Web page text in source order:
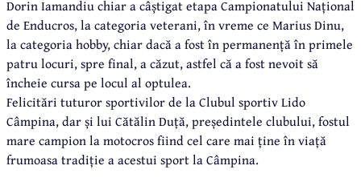
Dorin Iamandiu chiar a câștigat etapa Campionatului Național
de Enducros, la categoria veterani, în vreme ce Marius Dinu,
la categoria hobby, chiar dacă a fost în permanență în primele
patru locuri, spre final, a căzut, astfel că a fost nevoit să
încheie cursa pe locul al optulea.
Felicitări tuturor sportivilor de la Clubul sportiv Lido
Câmpina, dar și lui Cătălin Duță, președintele clubului, fostul
mare campion la motocros fiind cel care mai ține în viață
frumoasa tradiție a acestui sport la Câmpina.